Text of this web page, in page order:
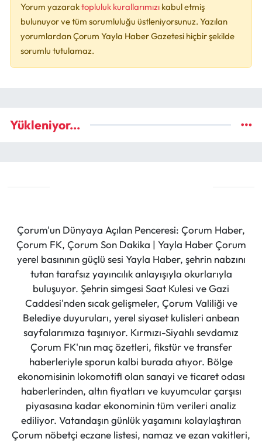
Yorum yazaraktopluluk kurallarımızı kabul etmiş
bulunuyor ve tüm sorumluluğu üstleniyorsunuz. Yazılan
yorumlardan Çorum Yayla Haber Gazetesi hiçbir şekilde
sorumlu tutulamaz.
Yükleniyor...
Çorum'un Dünyaya Açılan Penceresi: Çorum Haber,
Çorum FK, Çorum Son Dakika | Yayla Haber Çorum
yerel basınının güçlü sesi Yayla Haber, şehrin nabzını
tutan tarafsız yayıncılık anlayışıyla okurlarıyla
buluşuyor. Şehrin simgesi Saat Kulesi ve Gazi
Caddesi'nden sıcak gelişmeler, Çorum Valiliği ve
Belediye duyuruları, yerel siyaset kulisleri anbean
sayfalarımıza taşınıyor. Kırmızı-Siyahlı sevdamız
Çorum FK'nın maç özetleri, fikstür ve transfer
haberleriyle sporun kalbi burada atıyor. Bölge
ekonomisinin lokomotifi olan sanayi ve ticaret odası
haberlerinden, altın fiyatları ve kuyumcular çarşısı
piyasasına kadar ekonominin tüm verileri analiz
ediliyor. Vatandaşın günlük yaşamını kolaylaştıran
Çorum nöbetçi eczane listesi, namaz ve ezan vakitleri,